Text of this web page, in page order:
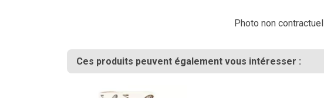
Photo non
Ces produits peuvent également vous intéresser :